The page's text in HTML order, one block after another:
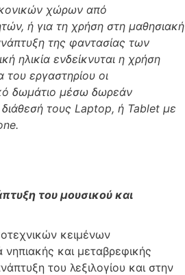
χώρων από
ή για τη χρήση στη μαθησιακή
της φαντασίας των
ηλικία ενδείκνυται η χρήση
του εργαστηρίου οι
δωμάτιο μέσω δωρεάν
τους Laptop, ή Tabletμε
του μουσικού και
κειμένων
νηπιακής και μεταβρεφικής
του λεξιλογίου και στην